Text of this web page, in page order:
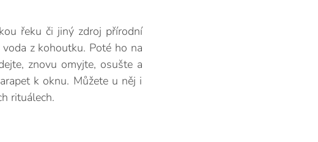
řeku či jiný zdroj přírodní
z kohoutku. Poté ho na
znovu omyjte, osušte a
k oknu. Můžete u něj i
rituálech.